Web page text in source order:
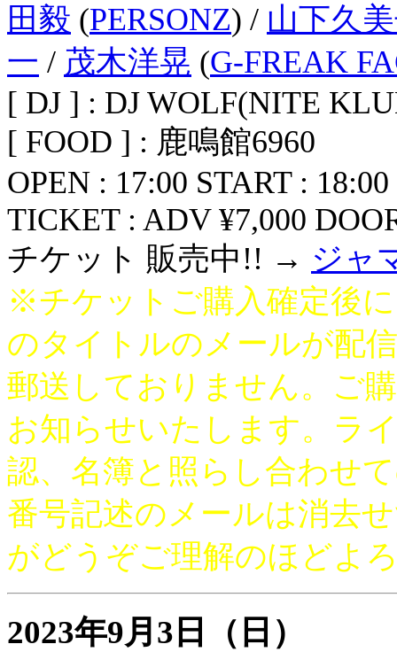
田毅 (PERSONZ) / 山下久
一 / 茂木洋晃 (G-FREAK
[ DJ ] : DJ WOLF(NITE
[ FOOD ] : 鹿鳴館6960
OPEN : 17:00 START : 18:00
TICKET : ADV ¥7,000
チケット 販売中!! → ジャ
※チケットご購入確定後
のタイトルのメールが配
郵送しておりません。ご
お知らせいたします。ラ
認、名簿と照らし合わせ
番号記述のメールは消去
がどうぞご理解のほどよ
2023年9月3日（日）